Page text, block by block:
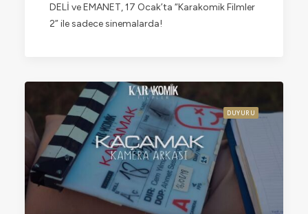
DELİ ve EMANET, 17 Ocak’ta “Karakomik Filmler
2” ile sadece sinemalarda!
DUYURU